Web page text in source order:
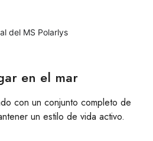
del MS Polarlys
en el mar
con un conjunto completo de
un estilo de vida activo.